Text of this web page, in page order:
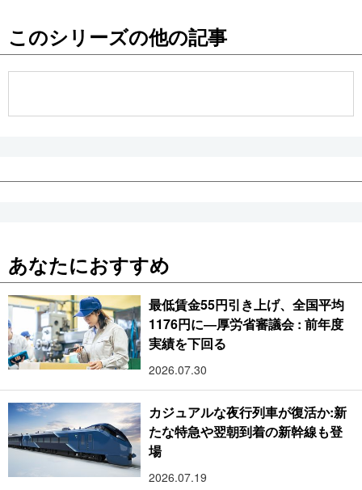
お知らせ
このシリーズの他の記事
あなたにおすすめ
最低賃金55円引き上げ、全国平均
1176円に―厚労省審議会 : 前年度
実績を下回る
2026.07.30
カジュアルな夜行列車が復活か:新
たな特急や翌朝到着の新幹線も登
場
2026.07.19